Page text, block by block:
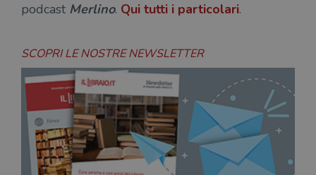
podcast Merlino. Qui tutti i particolari.
SCOPRI LE NOSTRE NEWSLETTER